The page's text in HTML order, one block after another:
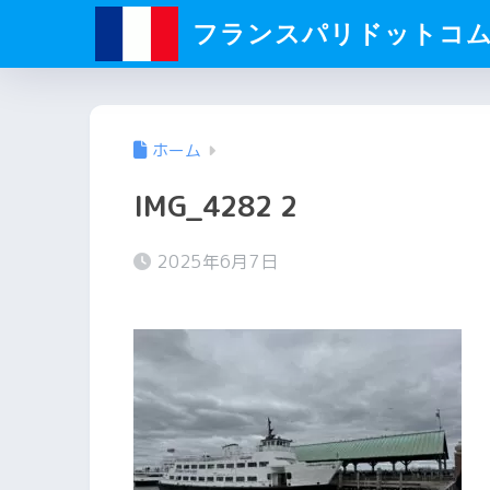
フランスパリドットコ
ホーム
IMG_4282 2
2025年6月7日